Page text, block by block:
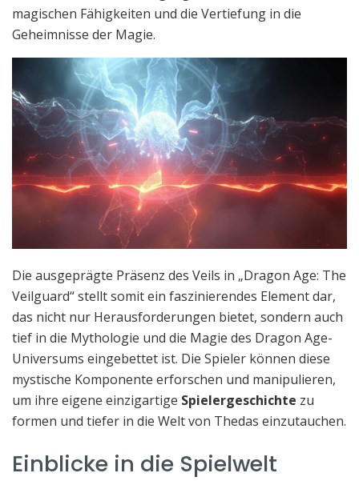
magischen Fähigkeiten und die Vertiefung in die
Geheimnisse der Magie.
Die ausgeprägte Präsenz des Veils in „Dragon Age: The
Veilguard“ stellt somit ein faszinierendes Element dar,
das nicht nur Herausforderungen bietet, sondern auch
tief in die Mythologie und die Magie des Dragon Age-
Universums eingebettet ist. Die Spieler können diese
mystische Komponente erforschen und manipulieren,
um ihre eigene einzigartige Spielergeschichte zu
formen und tiefer in die Welt von Thedas einzutauchen.
Einblicke in die Spielwelt